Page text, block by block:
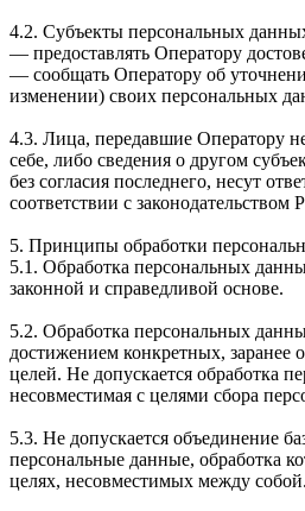
4.2. Субъекты персональных
— предоставлять Оператору
— сообщать Оператору об
изменении) своих персональных
4.3. Лица, передавшие Оператору
себе, либо сведения о другом
без согласия последнего, несут
соответствии с законодательством
5. Принципы обработки
5.1. Обработка персональных
законной и справедливой основе.
5.2. Обработка персональных
достижением конкретных, заранее
целей. Не допускается обработка
несовместимая с целями сбора
5.3. Не допускается объединение
персональные данные, обработка
целях, несовместимых между собой.